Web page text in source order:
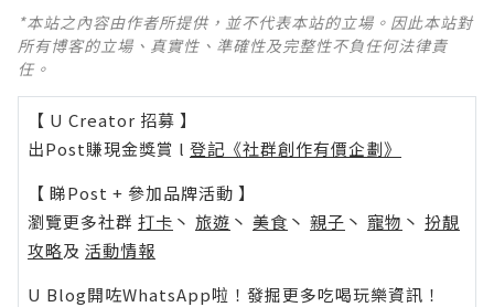
*本站之內容由作者所提供，並不代表本站的立場。因此本站對
所有博客的立場、真實性、準確性及完整性不負任何法律責
任。
【 U Creator 招募 】
出Post賺現金獎賞 l 登記《社群創作有價企劃》
【 睇Post + 參加品牌活動 】
瀏覽更多社群 打卡 丶 旅遊 丶 美食 丶 親子 丶 寵物 丶 扮靚
攻略及 活動情報
U Blog開咗WhatsApp啦！發掘更多吃喝玩樂資訊！